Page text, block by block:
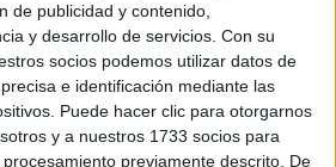
de publicidad y contenido,
y desarrollo de servicios. Con su
socios podemos utilizar datos de
e identificación mediante las
Puede hacer clic para otorgarnos
y a nuestros 1733 socios para
previamente descrito. De
o preguntas que te gustaría que te
de preinscripción, precios, plazas
y condicionesy lapolítica de